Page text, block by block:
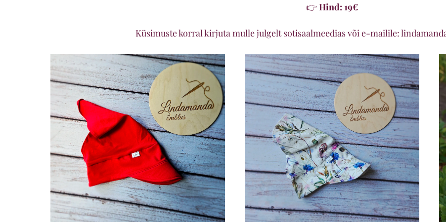
👉Hind: 19€
Küsimuste korral kirjuta mulle julgelt sotisaalmeedias või e-mailile: